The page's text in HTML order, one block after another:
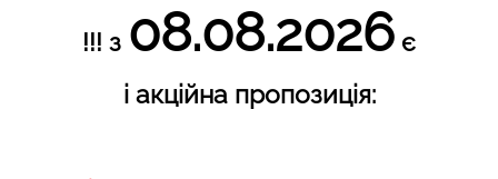
!!! з 08.08.2026 є
і акційна пропозиція: